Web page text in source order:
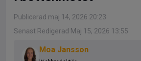
Publicerad maj 14, 2026 20:23
Senast Redigerad Maj 15, 2026 13:55
Moa Jansson